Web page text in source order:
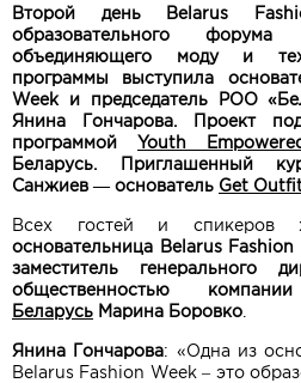
Второй день Belarus
образовательного форума
объединяющего моду и
программы выступила
Week
и председатель РОО
Янина Гончарова.
Проект
программой Youth
Беларусь.
Приглашенный
Cанжиев — основатель Get
Всех гостей и спикеров
основательница Belarus
заместитель генерального
общественностью
Беларусь Марина Боровко
Янина Гончарова: «Одна из
Belarus Fashion Week – это